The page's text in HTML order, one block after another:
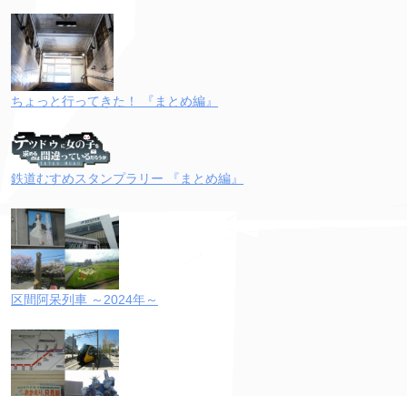
ちょっと行ってきた！ 『まとめ編』
鉄道むすめスタンプラリー 『まとめ編』
区間阿呆列車 ～2024年～